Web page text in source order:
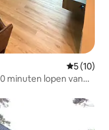
5 (10)
minuten lopen van